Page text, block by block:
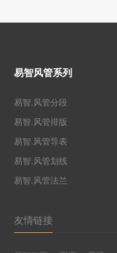
易智风管系列
易智.风管分段
易智.风管排版
易智.风管导表
易智.风管划线
易智.风管法兰
友情链接